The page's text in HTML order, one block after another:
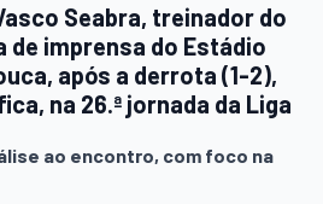
Seabra, treinador do
de imprensa do Estádio
após a derrota (1-2),
na 26.ª jornada da Liga
ao encontro, com foco na